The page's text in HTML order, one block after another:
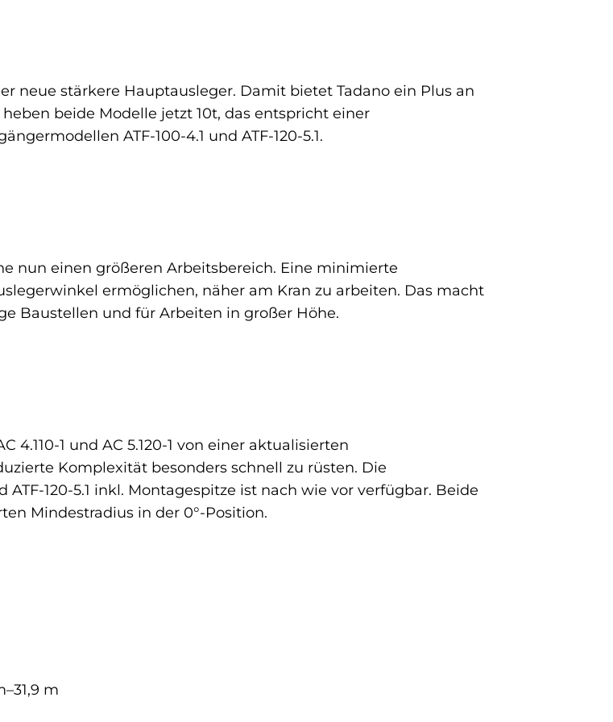
neue stärkere Hauptausleger. Damit bietet Tadano ein Plus an
beide Modelle jetzt 10t, das entspricht einer
ATF-100-4.1 und ATF-120-5.1.
nun einen größeren Arbeitsbereich. Eine minimierte
ermöglichen, näher am Kran zu arbeiten. Das macht
Baustellen und für Arbeiten in großer Höhe.
1 und AC 5.120-1 von einer aktualisierten
Komplexität besonders schnell zu rüsten. Die
120-5.1 inkl. Montagespitze ist nach wie vor verfügbar. Beide
Mindestradius in der 0°-Position.
m